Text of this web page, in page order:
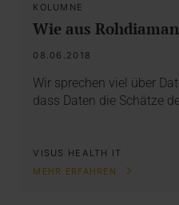
KOLUMNE
Wie aus
08.06.2018
Wir sprechen viel über
dass Daten die Schätze
VISUS HEALTH IT
MEHR ERFAHREN